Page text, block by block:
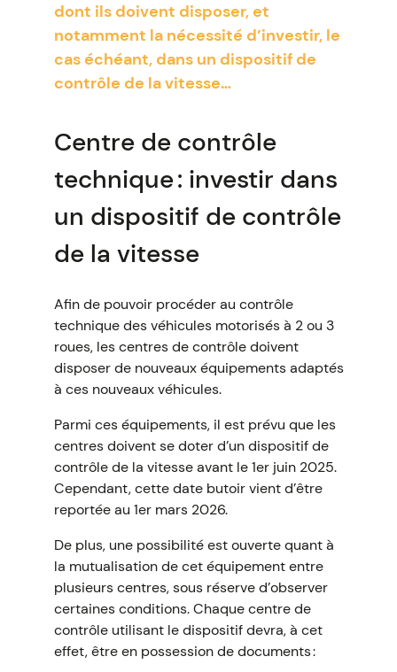
dont ils doivent disposer, et
notamment la nécessité d’investir, le
cas échéant, dans un dispositif de
contrôle de la vitesse…
Centre de contrôle
technique : investir dans
un dispositif de contrôle
de la vitesse
Afin de pouvoir procéder au contrôle
technique des véhicules motorisés à 2 ou 3
roues, les centres de contrôle doivent
disposer de nouveaux équipements adaptés
à ces nouveaux véhicules.
Parmi ces équipements, il est prévu que les
centres doivent se doter d’un dispositif de
contrôle de la vitesse avant le 1er juin 2025.
Cependant, cette date butoir vient d’être
reportée au 1er mars 2026.
De plus, une possibilité est ouverte quant à
la mutualisation de cet équipement entre
plusieurs centres, sous réserve d’observer
certaines conditions. Chaque centre de
contrôle utilisant le dispositif devra, à cet
effet, être en possession de documents :